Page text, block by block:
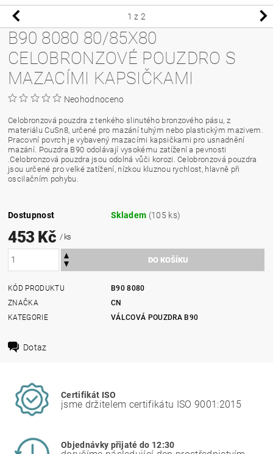
1 z 2
B90 8080 80/85X80
CELOBRONZOVÉ POUZDRO S
MAZACÍMI KAPSIČKAMI
Neohodnoceno
Celobronzová pouzdra z tenkého slinutého bronzového pásu, z
materiálu CuSn8, určené pro mazání tuhým nebo plastickým mazivem.
Pracovní povrch je vybavený mazacími kapsičkami pro usnadnění
mazání. Pouzdra B90 odolávají vysokému zatížení a pevnosti
.Celobronzová pouzdra jsou odolná vůči korozi. Celobronzová pouzdra
jsou určené pro velké zatížení, nízkou kluznou rychlost, hlavně při
oscilačním pohybu.
Dostupnost Skladem (105 ks)
453 Kč / ks
KÓD PRODUKTU
B90 8080
ZNAČKA
CN
KATEGORIE
VÁLCOVÁ POUZDRA B90
Dotaz
Certifikát ISO
jsme držitelem certifikátu ISO 9001:2015
Objednávky přijaté do 12:30